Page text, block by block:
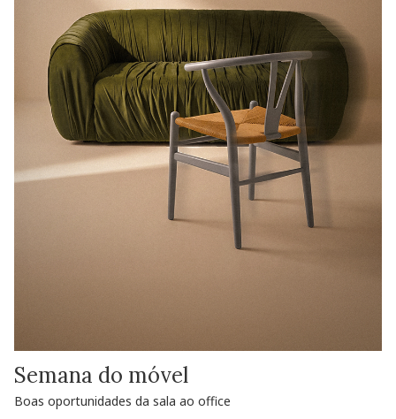
Semana do móvel
Boas oportunidades da sala ao office